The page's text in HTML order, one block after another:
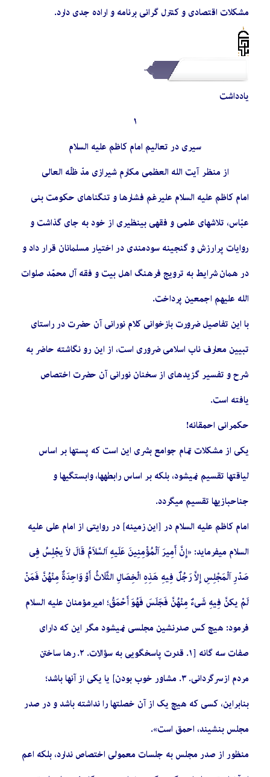
مشکلات اقتصادی و کنترل گرانی برنامه و اراده جدی دارد.
یادداشت
١
سیری در تعالیم امام کاظم علیه السلام
از منظر آیت الله العظمی مکارم شیرازی مدّ ظلّه العالی
امام کاظم‏ علیه السلام علیرغم فشارها و تنگناهای حکومت بنی
عبّاس، تلاشهای علمی‏ و فقهی بینظیری از خود به جای گذاشت و
روایات پرارزش و گنجینه سودمندی در اختیار مسلمانان قرار داد و
در همان شرایط به ترویج فرهنگ اهل بیت و فقه آل محمّد صلوات
الله علیهم اجمعین پرداخت.
با این تفاصیل ضرورت بازخوانی کلام نورانی آن حضرت در راستای
تبیین معارف ناب اسلامی ضروری است، از این رو نگاشته حاضر به
شرح و تفسیر گزیدهای از سخنان نورانی آن حضرت اختصاص
یافته است.
حکمرانی احمقانه!
یکی از مشکلات تمام جوامع بشری این است که پستها بر اساس
لیاقتها تقسیم نمیشود، بلکه بر اساس رابطهها، وابستگیها و
جناحبازیها تقسیم میگردد.
امام کاظم علیه السلام در [این زمینه] در روایتی از امام علی علیه
السلام میفرماید: «إِنَّ أَمِیرَ اَلْمُؤْمِنِینَ عَلَیهِ اَلسَّلاَمُ قَالَ لاَ یجْلِسُ فِی
صَدْرِ اَلْمَجْلِسِ إِلاَّ رَجُلٌ فِیهِ هَذِهِ الْخِصَالِ الثَّلَاثُ أَوْ وَاحِدَةٌ مِنْهُنَّ فَمَنْ
لَمْ یکنَّ فِیهِ شَیءٌ مِنْهُنَّ فَجَلَسَ فَهُوَ أَحْمَقُ؛ امیرمؤمنان علیه السلام
فرمود: هیچ کس صدرنشین مجلسی نمیشود مگر این که دارای
صفات سه گانه [١. قدرت پاسخگویی به سؤالات. ٢. رها ساختن
مردم از سرگردانی. ٣. مشاور خوب بودن] یا یکی از آنها باشد؛
بنابراین، کسی که هیچ یک از آن خصلتها را نداشته باشد و در صدر
مجلس بنشیند، احمق است».
منظور از صدر مجلس به جلسات معمولی اختصاص ندارد، بلکه اعم